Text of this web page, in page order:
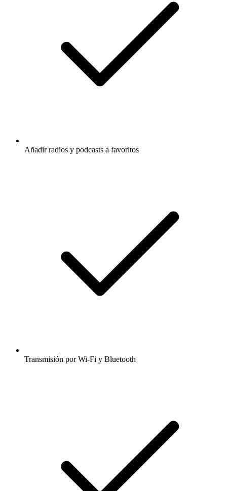
Añadir radios y podcasts a favoritos
Transmisión por Wi-Fi y Bluetooth